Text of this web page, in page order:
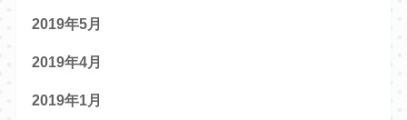
2019年5月
2019年4月
2019年1月